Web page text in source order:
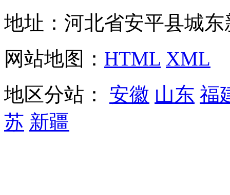
地址：河北省安平县城
网站地图： HTML XML
地区分站： 安徽 山东 福
苏 新疆